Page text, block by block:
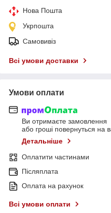
Нова Пошта
Укрпошта
Самовивіз
Всі умови доставки
Умови оплати
Ви отримаєте замовлення
або гроші повернуться на
Детальніше
Оплатити частинами
Післяплата
Оплата на рахунок
Всі умови оплати